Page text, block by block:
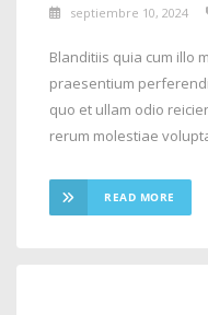
septiembre 10, 2024
Blanditiis quia cum illo
praesentium
quo et ullam odio
rerum molestiae
READ MORE